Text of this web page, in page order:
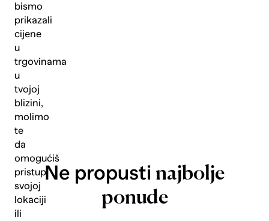
bismo
prikazali
cijene
u
trgovinama
u
tvojoj
blizini,
molimo
te
da
omogućiš
pristup
svojoj
lokaciji
ili
Pošalji
Ne propusti najbolje
ponude